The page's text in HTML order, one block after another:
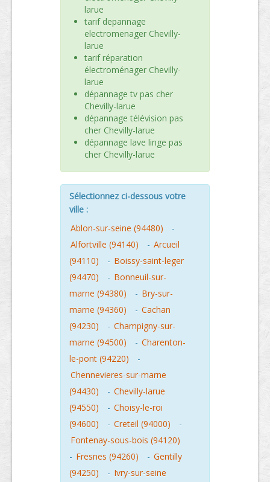
larue
tarif depannage
electromenager Chevilly-
larue
tarif réparation
électroménager Chevilly-
larue
dépannage tv pas cher
Chevilly-larue
dépannage télévision pas
cher Chevilly-larue
dépannage lave linge pas
cher Chevilly-larue
Sélectionnez ci-dessous votre
ville :
Ablon-sur-seine (94480)
-
Alfortville (94140)
- Arcueil
(94110)
- Boissy-saint-leger
(94470)
- Bonneuil-sur-
marne (94380)
- Bry-sur-
marne (94360)
- Cachan
(94230)
- Champigny-sur-
marne (94500)
- Charenton-
le-pont (94220)
-
Chennevieres-sur-marne
(94430)
- Chevilly-larue
(94550)
- Choisy-le-roi
(94600)
- Creteil (94000)
-
Fontenay-sous-bois (94120)
- Fresnes (94260) - Gentilly
(94250)
- Ivry-sur-seine